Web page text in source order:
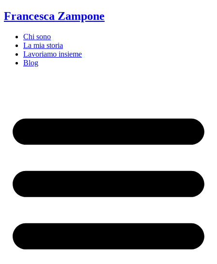
Vai
al
Francesca Zampone
Chi sono
La mia storia
Lavoriamo insieme
Blog